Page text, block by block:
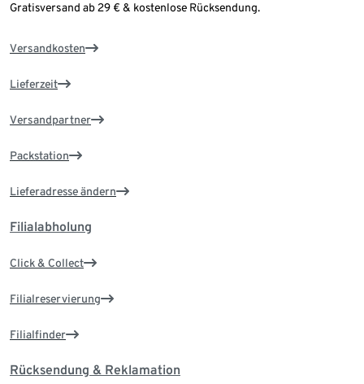
Gratisversand ab 29 € & kostenlose Rücksendung.
Versandkosten
Lieferzeit
Versandpartner
Packstation
Lieferadresse ändern
Filialabholung
Click & Collect
Filialreservierung
Filialfinder
Rücksendung & Reklamation